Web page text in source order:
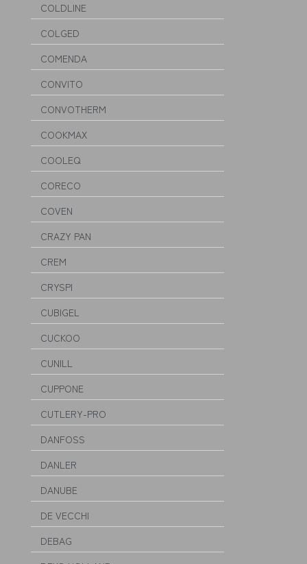
COLDLINE
COLGED
COMENDA
CONVITO
CONVOTHERM
COOKMAX
COOLEQ
CORECO
COVEN
CRAZY PAN
CREM
CRYSPI
CUBIGEL
CUCKOO
CUNILL
CUPPONE
CUTLERY-PRO
DANFOSS
DANLER
DANUBE
DE VECCHI
DEBAG